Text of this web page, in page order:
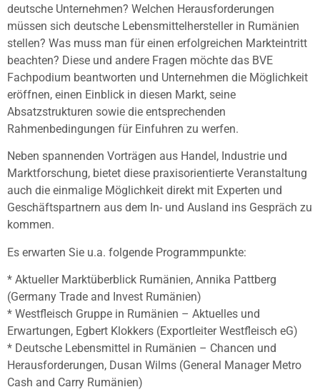
deutsche Unternehmen? Welchen Herausforderungen
müssen sich deutsche Lebensmittelhersteller in Rumänien
stellen? Was muss man für einen erfolgreichen Markteintritt
beachten? Diese und andere Fragen möchte das BVE
Fachpodium beantworten und Unternehmen die Möglichkeit
eröffnen, einen Einblick in diesen Markt, seine
Absatzstrukturen sowie die entsprechenden
Rahmenbedingungen für Einfuhren zu werfen.
Neben spannenden Vorträgen aus Handel, Industrie und
Marktforschung, bietet diese praxisorientierte Veranstaltung
auch die einmalige Möglichkeit direkt mit Experten und
Geschäftspartnern aus dem In- und Ausland ins Gespräch zu
kommen.
Es erwarten Sie u.a. folgende Programmpunkte:
* Aktueller Marktüberblick Rumänien, Annika Pattberg
(Germany Trade and Invest Rumänien)
* Westfleisch Gruppe in Rumänien – Aktuelles und
Erwartungen, Egbert Klokkers (Exportleiter Westfleisch eG)
* Deutsche Lebensmittel in Rumänien – Chancen und
Herausforderungen, Dusan Wilms (General Manager Metro
Cash and Carry Rumänien)